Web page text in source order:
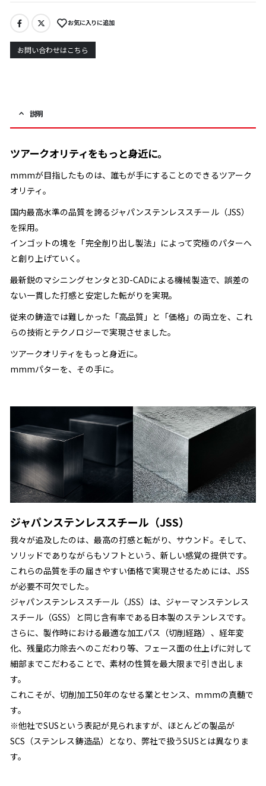
お気に入りに追加
お問い合わせはこちら
説明
ツアークオリティをもっと身近に。
mmmが目指したものは、誰もが手にすることのできるツアーク
オリティ。
国内最高水準の品質を誇るジャパンステンレススチール（JSS）
を採用。
インゴットの塊を「完全削り出し製法」によって究極のパターへ
と創り上げていく。
最新鋭のマシニングセンタと3D-CADによる機械製造で、誤差の
ない一貫した打感と安定した転がりを実現。
従来の鋳造では難しかった「高品質」と「価格」の両立を、これ
らの技術とテクノロジーで実現させました。
ツアークオリティをもっと身近に。
mmmパターを、その手に。
ジャパンステンレススチール（JSS）
我々が追及したのは、最高の打感と転がり、サウンド。そして、
ソリッドでありながらもソフトという、新しい感覚の提供です。
これらの品質を手の届きやすい価格で実現させるためには、JSS
が必要不可欠でした。
ジャパンステンレススチール（JSS）は、ジャーマンステンレス
スチール（GSS）と同じ含有率である日本製のステンレスです。
さらに、製作時における最適な加工パス（切削経路）、経年変
化、残量応力除去へのこだわり等、フェース面の仕上げに対して
細部までこだわることで、素材の性質を最大限まで引き出しま
す。
これこそが、切削加工50年のなせる業とセンス、mmmの真髄で
す。
※他社でSUSという表記が見られますが、ほとんどの製品が
SCS（ステンレス鋳造品）となり、弊社で扱うSUSとは異なりま
す。